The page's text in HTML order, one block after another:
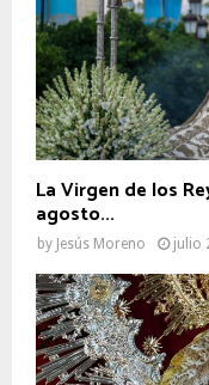
La Virgen de los
agosto...
by Jesús Moreno julio